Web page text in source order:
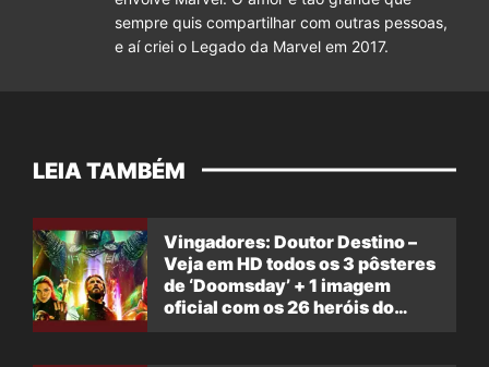
sempre quis compartilhar com outras pessoas,
e aí criei o Legado da Marvel em 2017.
LEIA TAMBÉM
Vingadores: Doutor Destino –
Veja em HD todos os 3 pôsteres
de ‘Doomsday’ + 1 imagem
oficial com os 26 heróis do